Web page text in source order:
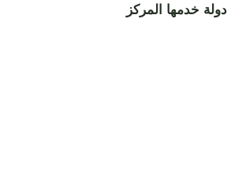
دولة خدمها المركز